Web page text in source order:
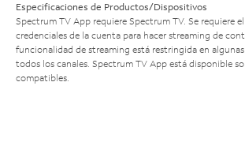
Especificaciones de Productos/Dispositivos
Spectrum TV App requiere Spectrum TV. Se requiere
credenciales de la cuenta para hacer streaming de
funcionalidad de streaming está restringida en
todos los canales. Spectrum TV App está disponible
compatibles.